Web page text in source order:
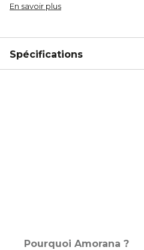
En savoir plus
Spécifications
Pourquoi Amorana ?